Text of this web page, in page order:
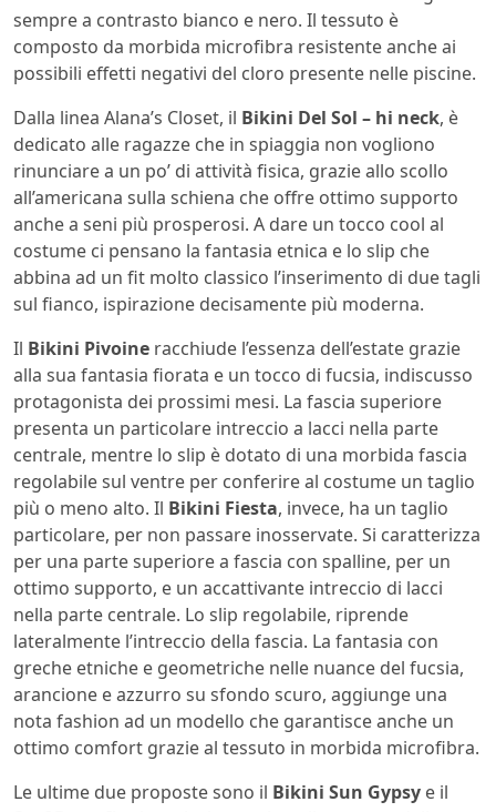
sempre a contrasto bianco e nero. Il tessuto è
composto da morbida microfibra resistente anche ai
possibili effetti negativi del cloro presente nelle piscine.
Dalla linea Alana’s Closet, il Bikini Del Sol – hi neck, è
dedicato alle ragazze che in spiaggia non vogliono
rinunciare a un po’ di attività fisica, grazie allo scollo
all’americana sulla schiena che offre ottimo supporto
anche a seni più prosperosi. A dare un tocco cool al
costume ci pensano la fantasia etnica e lo slip che
abbina ad un fit molto classico l’inserimento di due tagli
sul fianco, ispirazione decisamente più moderna.
Il Bikini Pivoine racchiude l’essenza dell’estate grazie
alla sua fantasia fiorata e un tocco di fucsia, indiscusso
protagonista dei prossimi mesi. La fascia superiore
presenta un particolare intreccio a lacci nella parte
centrale, mentre lo slip è dotato di una morbida fascia
regolabile sul ventre per conferire al costume un taglio
più o meno alto. Il Bikini Fiesta, invece, ha un taglio
particolare, per non passare inosservate. Si caratterizza
per una parte superiore a fascia con spalline, per un
ottimo supporto, e un accattivante intreccio di lacci
nella parte centrale. Lo slip regolabile, riprende
lateralmente l’intreccio della fascia. La fantasia con
greche etniche e geometriche nelle nuance del fucsia,
arancione e azzurro su sfondo scuro, aggiunge una
nota fashion ad un modello che garantisce anche un
ottimo comfort grazie al tessuto in morbida microfibra.
Le ultime due proposte sono il Bikini Sun Gypsy e il